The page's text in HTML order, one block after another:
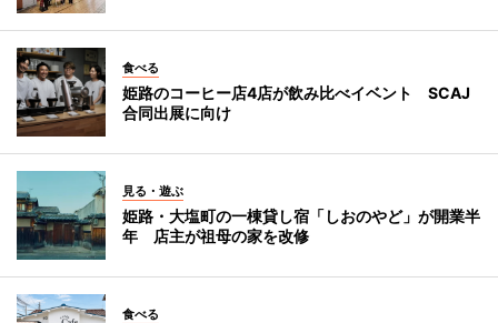
食べる
姫路のコーヒー店4店が飲み比べイベント SCAJ
合同出展に向け
見る・遊ぶ
姫路・大塩町の一棟貸し宿「しおのやど」が開業半
年 店主が祖母の家を改修
食べる